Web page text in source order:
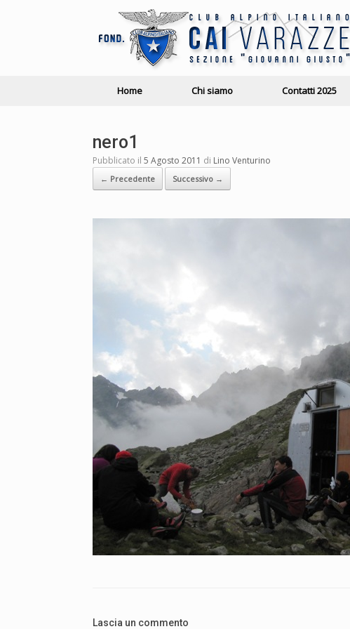
Home Chi siamo Contatti 2025
nero1
Pubblicato il 5 Agosto 2011 di Lino Venturino
← Precedente Successivo →
Lascia un commento